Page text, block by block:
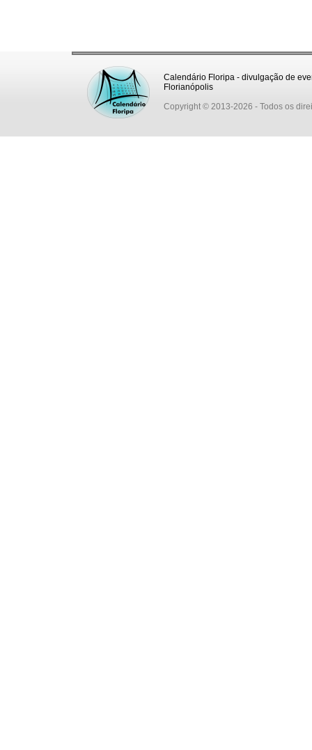
Calendário Floripa - divulgação de
Florianópolis
Copyright © 2013-2026 - Todos os